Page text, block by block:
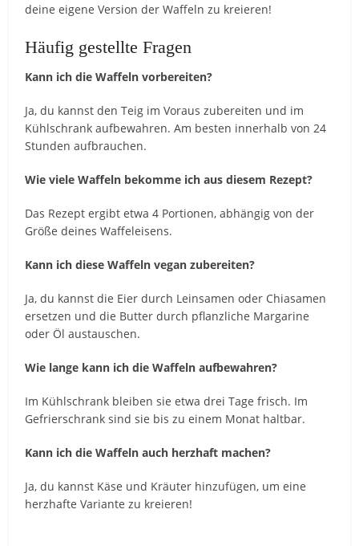
deine eigene Version der Waffeln zu kreieren!
Häufig gestellte Fragen
Kann ich die Waffeln vorbereiten?
Ja, du kannst den Teig im Voraus zubereiten und im
Kühlschrank aufbewahren. Am besten innerhalb von 24
Stunden aufbrauchen.
Wie viele Waffeln bekomme ich aus diesem Rezept?
Das Rezept ergibt etwa 4 Portionen, abhängig von der
Größe deines Waffeleisens.
Kann ich diese Waffeln vegan zubereiten?
Ja, du kannst die Eier durch Leinsamen oder Chiasamen
ersetzen und die Butter durch pflanzliche Margarine
oder Öl austauschen.
Wie lange kann ich die Waffeln aufbewahren?
Im Kühlschrank bleiben sie etwa drei Tage frisch. Im
Gefrierschrank sind sie bis zu einem Monat haltbar.
Kann ich die Waffeln auch herzhaft machen?
Ja, du kannst Käse und Kräuter hinzufügen, um eine
herzhafte Variante zu kreieren!